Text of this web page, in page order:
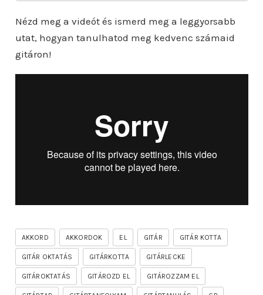
Nézd meg a videót és ismerd meg a leggyorsabb
utat, hogyan tanulhatod meg kedvenc számaid
gitáron!
AKKORD AKKORDOK EL GITÁR GITÁR KOTTA
GITÁR OKTATÁS GITÁRKOTTA GITÁRLECKE
GITÁROKTATÁS GITÁROZD EL GITÁROZZAM EL